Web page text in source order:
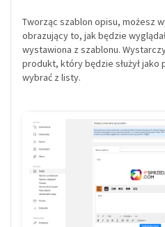
Tworząc szablon opisu, możesz
obrazujący to, jak będzie
wystawiona z szablonu.
produkt, który będzie służył jako
wybrać z listy.